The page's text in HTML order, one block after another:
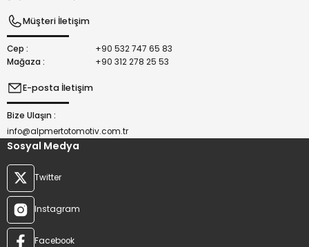
Müşteri İletişim
Cep :
+90 532 747 65 83
Mağaza :
+90 312 278 25 53
E-posta İletişim
Bize Ulaşın :
info@alpmertotomotiv.com.tr
Sosyal Medya
Twitter
Instagram
Facebook